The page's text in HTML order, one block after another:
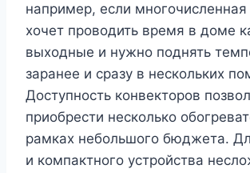
например, если
хочет проводить время в доме
выходные и нужно поднять
заранее и сразу в нескольких
Доступность конвекторов
приобрести несколько
рамках небольшого бюджета.
и компактного устройства